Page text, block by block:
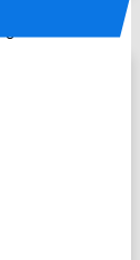
sáng bóng